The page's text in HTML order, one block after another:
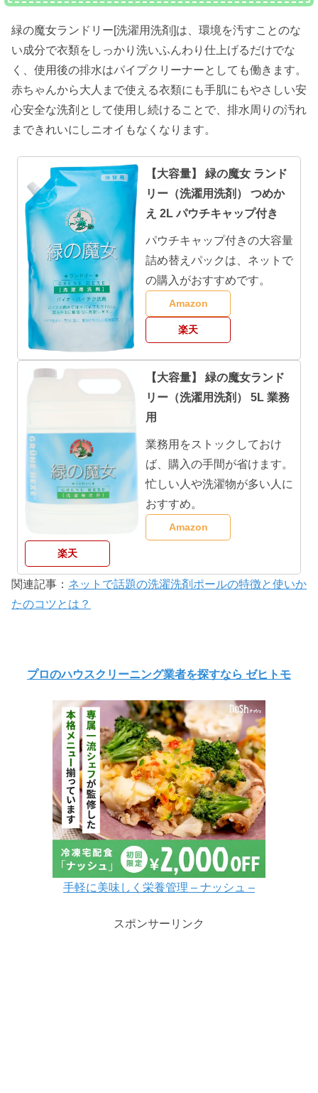
緑の魔女ランドリー[洗濯用洗剤]は、環境を汚すことのな
い成分で衣類をしっかり洗いふんわり仕上げるだけでな
く、使用後の排水はパイプクリーナーとしても働きます。
赤ちゃんから大人まで使える衣類にも手肌にもやさしい安
心安全な洗剤として使用し続けることで、排水周りの汚れ
まできれいにしニオイもなくなります。
【大容量】 緑の魔女 ランド
リー（洗濯用洗剤） つめか
え 2L パウチキャップ付き
パウチキャップ付きの大容量
詰め替えパックは、ネットで
の購入がおすすめです。
Amazon
楽天
【大容量】 緑の魔女ランド
リー（洗濯用洗剤） 5L 業務
用
業務用をストックしておけ
ば、購入の手間が省けます。
忙しい人や洗濯物が多い人に
おすすめ。
Amazon
楽天
関連記事： ネットで話題の洗濯洗剤ポールの特徴と使いか
たのコツとは？
プロのハウスクリーニング業者を探すなら ゼヒトモ
手軽に美味しく栄養管理 – ナッシュ –
スポンサーリンク